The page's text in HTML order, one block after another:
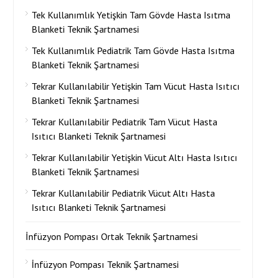
Tek Kullanımlık Yetişkin Tam Gövde Hasta Isıtma
Blanketi Teknik Şartnamesi
Tek Kullanımlık Pediatrik Tam Gövde Hasta Isıtma
Blanketi Teknik Şartnamesi
Tekrar Kullanılabilir Yetişkin Tam Vücut Hasta Isıtıcı
Blanketi Teknik Şartnamesi
Tekrar Kullanılabilir Pediatrik Tam Vücut Hasta
Isıtıcı Blanketi Teknik Şartnamesi
Tekrar Kullanılabilir Yetişkin Vücut Altı Hasta Isıtıcı
Blanketi Teknik Şartnamesi
Tekrar Kullanılabilir Pediatrik Vücut Altı Hasta
Isıtıcı Blanketi Teknik Şartnamesi
İnfüzyon Pompası Ortak Teknik Şartnamesi
İnfüzyon Pompası Teknik Şartnamesi